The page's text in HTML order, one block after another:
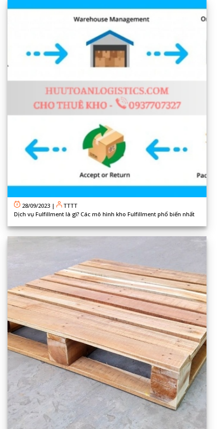
28/09/2023 |
TTTT
Dịch vụ Fulfillment là gì? Các mô hình kho Fulfillment phổ biến nhất